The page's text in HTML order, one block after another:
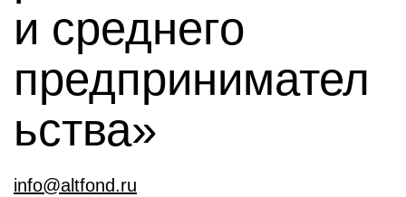
и среднего
предпринимател
ьства»
info@altfond.ru